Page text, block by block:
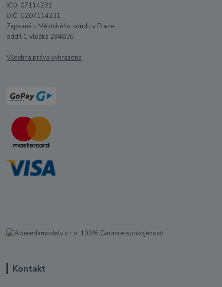
IČO: 07114231
DIČ: CZ07114231
Zapsaná u Městského soudu v Praze
oddíl C vložka 294836
Všechna práva vyhrazena
Kontakt